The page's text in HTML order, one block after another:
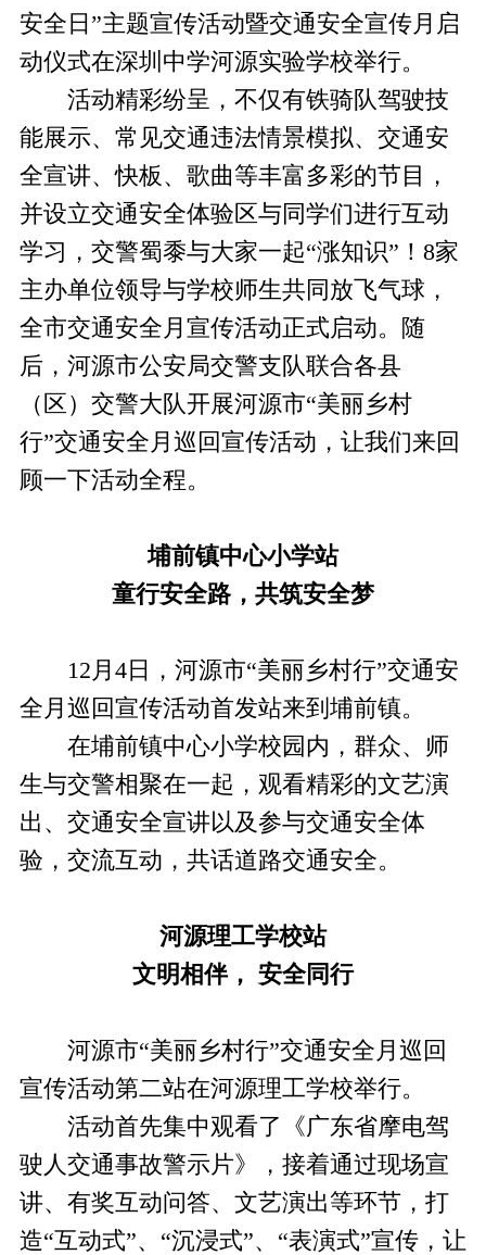
安全日”主题宣传活动暨交通安全宣传月启
动仪式在深圳中学河源实验学校举行。
活动精彩纷呈，不仅有铁骑队驾驶技
能展示、常见交通违法情景模拟、交通安
全宣讲、快板、歌曲等丰富多彩的节目，
并设立交通安全体验区与同学们进行互动
学习，交警蜀黍与大家一起“涨知识”！8家
主办单位领导与学校师生共同放飞气球，
全市交通安全月宣传活动正式启动。随
后，河源市公安局交警支队联合各县
（区）交警大队开展河源市“美丽乡村
行”交通安全月巡回宣传活动，让我们来回
顾一下活动全程。
埔前镇中心小学站
童行安全路，共筑安全梦
12月4日，河源市“美丽乡村行”交通安
全月巡回宣传活动首发站来到埔前镇。
在埔前镇中心小学校园内，群众、师
生与交警相聚在一起，观看精彩的文艺演
出、交通安全宣讲以及参与交通安全体
验，交流互动，共话道路交通安全。
河源理工学校站
文明相伴， 安全同行
河源市“美丽乡村行”交通安全月巡回
宣传活动第二站在河源理工学校举行。
活动首先集中观看了《广东省摩电驾
驶人交通事故警示片》，接着通过现场宣
讲、有奖互动问答、文艺演出等环节，打
造“互动式”、“沉浸式”、“表演式”宣传，让